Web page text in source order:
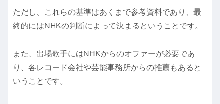
ただし、これらの基準はあくまで参考資料であり、最
終的にはNHKの判断によって決まるということです。
また、出場歌手にはNHKからのオファーが必要であ
り、各レコード会社や芸能事務所からの推薦もあると
いうことです。